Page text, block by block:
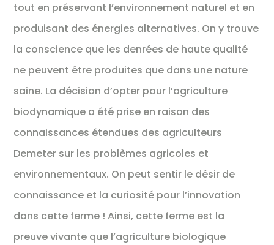
tout en préservant l’environnement naturel et en
produisant des énergies alternatives. On y trouve
la conscience que les denrées de haute qualité
ne peuvent être produites que dans une nature
saine. La décision d’opter pour l’agriculture
biodynamique a été prise en raison des
connaissances étendues des agriculteurs
Demeter sur les problèmes agricoles et
environnementaux. On peut sentir le désir de
connaissance et la curiosité pour l’innovation
dans cette ferme ! Ainsi, cette ferme est la
preuve vivante que l’agriculture biologique